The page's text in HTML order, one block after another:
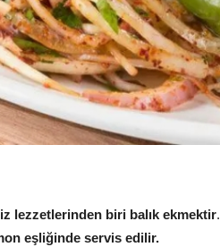
lezzetlerinden biri balık ekmektir.
eşliğinde servis edilir.